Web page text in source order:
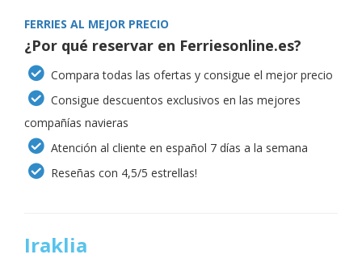
FERRIES AL MEJOR PRECIO
¿Por qué reservar en Ferriesonline.es?
Compara todas las ofertas y consigue el mejor precio
Consigue descuentos exclusivos en las mejores
compañías navieras
Atención al cliente en español 7 días a la semana
Reseñas con 4,5/5 estrellas!
Iraklia